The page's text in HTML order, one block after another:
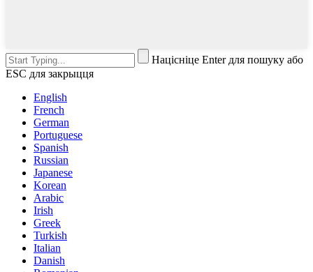
Націсніце Enter для пошуку або
ESC для закрыцця
English
French
German
Portuguese
Spanish
Russian
Japanese
Korean
Arabic
Irish
Greek
Turkish
Italian
Danish